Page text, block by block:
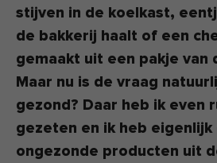
stijven in de koelkast,
de bakkerij haalt of een
gemaakt uit een pakje van
Maar nu is de vraag
gezond? Daar heb ik even
gezeten en ik heb eigenlijk
ongezonde producten uit